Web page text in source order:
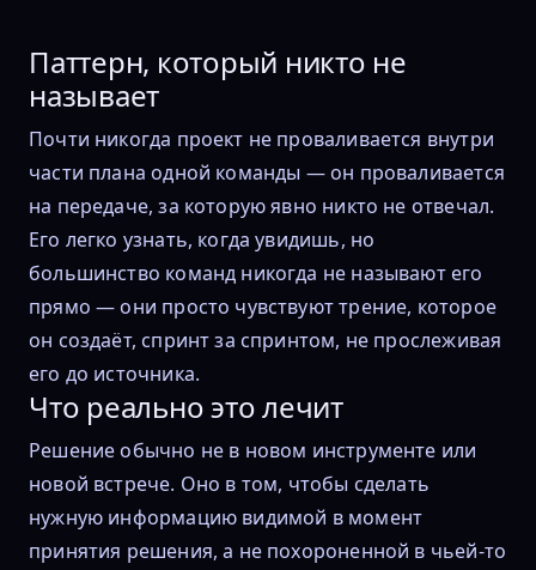
Паттерн, который никто не
называет
Почти никогда проект не проваливается внутри
части плана одной команды — он проваливается
на передаче, за которую явно никто не отвечал.
Его легко узнать, когда увидишь, но
большинство команд никогда не называют его
прямо — они просто чувствуют трение, которое
он создаёт, спринт за спринтом, не прослеживая
его до источника.
Что реально это лечит
Решение обычно не в новом инструменте или
новой встрече. Оно в том, чтобы сделать
нужную информацию видимой в момент
принятия решения, а не похороненной в чьей-то